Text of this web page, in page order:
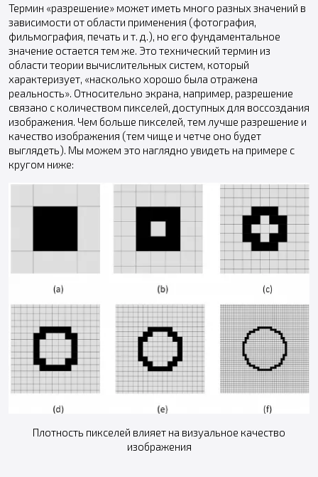
Термин «разрешение» может иметь много разных значений в
зависимости от области применения (фотография,
фильмография, печать и т. д.), но его фундаментальное
значение остается тем же. Это технический термин из
области теории вычислительных систем, который
характеризует, «насколько хорошо была отражена
реальность». Относительно экрана, например, разрешение
связано с количеством пикселей, доступных для воссоздания
изображения. Чем больше пикселей, тем лучше разрешение и
качество изображения (тем чище и четче оно будет
выглядеть). Мы можем это наглядно увидеть на примере с
кругом ниже:
Плотность пикселей влияет на визуальное качество
изображения